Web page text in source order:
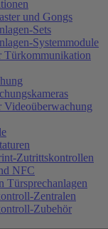
und Gongs
Sets
Systemmodule
Türkommunikation
Videoüberwachung
Zutrittskontrollen
NFC
Türsprechanlagen
Zentralen
Zubehör